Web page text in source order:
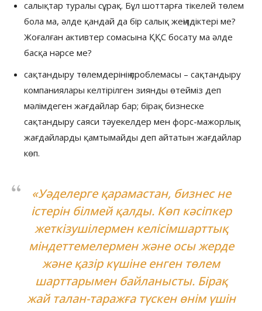
салықтар туралы сұрақ. Бұл шоттарға тікелей төлем
бола ма, әлде қандай да бір салық жеңілдіктері ме?
Жоғалған активтер сомасына ҚҚС босату ма әлде
басқа нәрсе ме?
сақтандыру төлемдерінің проблемасы – сақтандыру
компаниялары келтірілген зиянды өтейміз деп
мәлімдеген жағдайлар бар; бірақ бизнеске
сақтандыру саяси тәуекелдер мен форс-мажорлық
жағдайларды қамтымайды деп айтатын жағдайлар
көп.
«Уәделерге қарамастан, бизнес не
істерін білмей қалды. Көп кәсіпкер
жеткізушілермен келісімшарттық
міндеттемелермен және осы жерде
және қазір күшіне енген төлем
шарттарымен байланысты. Бірақ
жай талан-таражға түскен өнім үшін